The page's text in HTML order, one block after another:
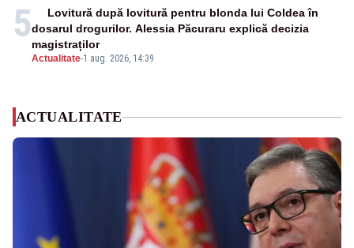
5
Actualitate-1 aug. 2026, 14:39
Lovitură după lovitură pentru blonda lui Coldea în
dosarul drogurilor. Alessia Păcuraru explică decizia
magistraților
ACTUALITATE